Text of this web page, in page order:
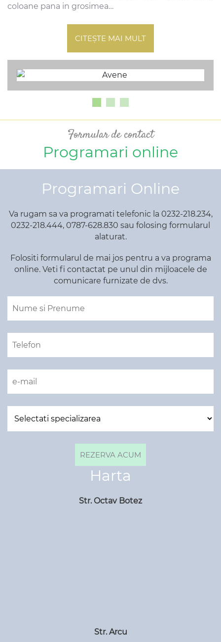
coloane pana in grosimea…
CITEŞTE MAI MULT
să…
CITEŞTE MAI MULT
coloane pana in grosimea…
CITEŞTE MAI MULT
Formular de contact
Programari online
Programari Online
Va rugam sa va programati telefonic la 0232-218.234,
0232-218.444, 0787-628.830 sau folosing formularul
alaturat.
Folositi formularul de mai jos pentru a va programa
online. Veti fi contactat pe unul din mijloacele de
comunicare furnizate de dvs.
Harta
Str. Octav Botez
Str. Arcu